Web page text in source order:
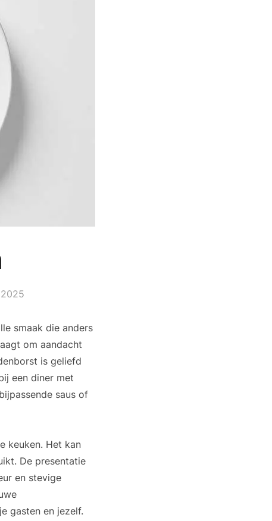
smaak die anders
om aandacht
is geliefd
een diner met
saus of
keuken. Het kan
De presentatie
en stevige
gasten en jezelf.